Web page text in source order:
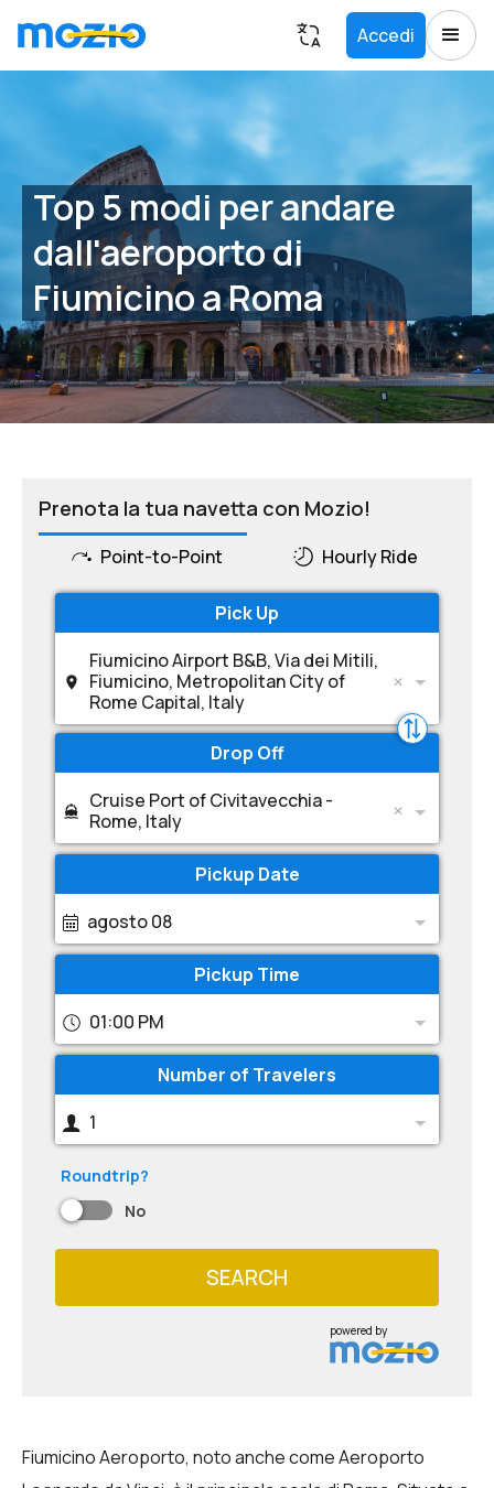
Accedi
Top 5 modi per andare
dall'aeroporto di
Fiumicino a Roma
Prenota la tua navetta con Mozio!
Point-to-Point Hourly Ride
Pick Up
Fiumicino Airport B&B, Via dei Mitili,
Fiumicino, Metropolitan City of
Rome Capital, Italy
Drop Off
Cruise Port of Civitavecchia -
Rome, Italy
Pickup Date
agosto 08
Pickup Time
01:00 PM
Number of Travelers
1
Roundtrip?
No
SEARCH
powered by
Fiumicino Aeroporto, noto anche come Aeroporto